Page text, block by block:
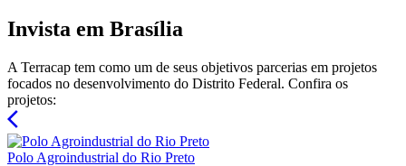
Invista em Brasília
A Terracap tem como um de seus objetivos parcerias em projetos
focados no desenvolvimento do Distrito Federal. Confira os
projetos:
arrow_back_ios
Polo Agroindustrial do Rio Preto